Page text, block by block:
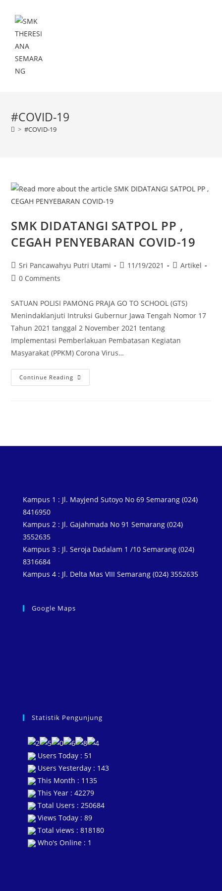
#COVID-19
> #COVID-19
SMK DIDATANGI SATPOL PP ,
CEGAH PENYEBARAN COVID-19
Sri Pancawahyu Putri Utami 11/19/2021
Artikel
0 Comments
SATUAN POLISI PAMONG PRAJA GO TO SCHOOL (GTS)
Menindaklanjuti Intruksi Gubernur Jawa Tengah Nomor 17
Tahun 2021 tanggal 2 November 2021 tentang
Implementasi Pemberlakuan Pembatasan Kegiatan
Masyarakat (PPKM) Corona Virus…
Continue Reading
Kampus 1 : Jl. Mayjend Sutoyo No 69 Semarang (024)
8416950
Kampus 2 : Jl. Gajahmada No 91 Semarang (024)
3552635
Kampus 3 : Jl. Seroja Dadalam 1 /10 Semarang (024)
8316684
Kampus 4 : Jl. Delta Mas VIII Semarang (024) 3552635
Google Maps
Statistik Pengunjung
Users Today : 51
Users Yesterday : 143
This Month : 1135
This Year : 42279
Total Users : 250684
Views Today : 89
Total views : 818180
Who's Online : 1